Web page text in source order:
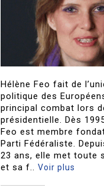
Hélène Feo fait de
politique des
principal combat lors
présidentielle. Dès
Feo est membre
Parti Fédéraliste.
23 ans, elle met toute
et sa f..Voir plus